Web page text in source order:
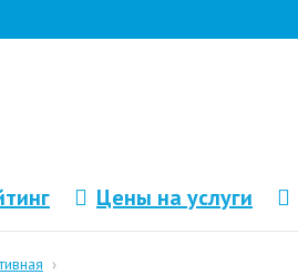
Цены на услуги
›